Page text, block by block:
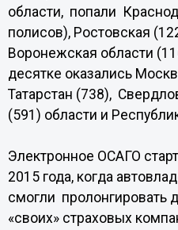
области, попали
полисов), Ростовская
Воронежская области
десятке оказались
Татарстан (738),
(591) области и
Электронное ОСАГО
2015 года, когда
смогли пролонгировать
«своих» страховых